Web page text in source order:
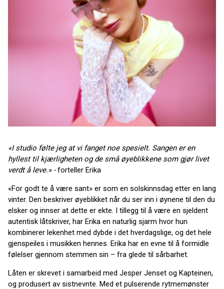
«I studio følte jeg at vi fanget noe spesielt. Sangen er en
hyllest til kjærligheten og de små øyeblikkene som gjør livet
verdt å leve.» -forteller Erika
«For godt te å være sant» er som en solskinnsdag etter en lang
vinter. Den beskriver øyeblikket når du ser inn i øynene til den du
elsker og innser at dette er ekte. I tillegg til å være en sjeldent
autentisk låtskriver, har Erika en naturlig sjarm hvor hun
kombinerer lekenhet med dybde i det hverdagslige, og det hele
gjenspeiles i musikken hennes. Erika har en evne til å formidle
følelser gjennom stemmen sin – fra glede til sårbarhet.
Låten er skrevet i samarbeid med Jesper Jenset og Kapteinen,
og produsert av sistnevnte. Med et pulserende rytmemønster